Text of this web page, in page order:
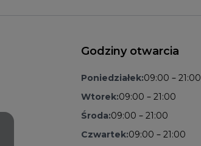
Godziny otwarcia
Poniedziałek:09:00 – 21:00
Wtorek:09:00 – 21:00
Środa:09:00 – 21:00
Czwartek:09:00 – 21:00